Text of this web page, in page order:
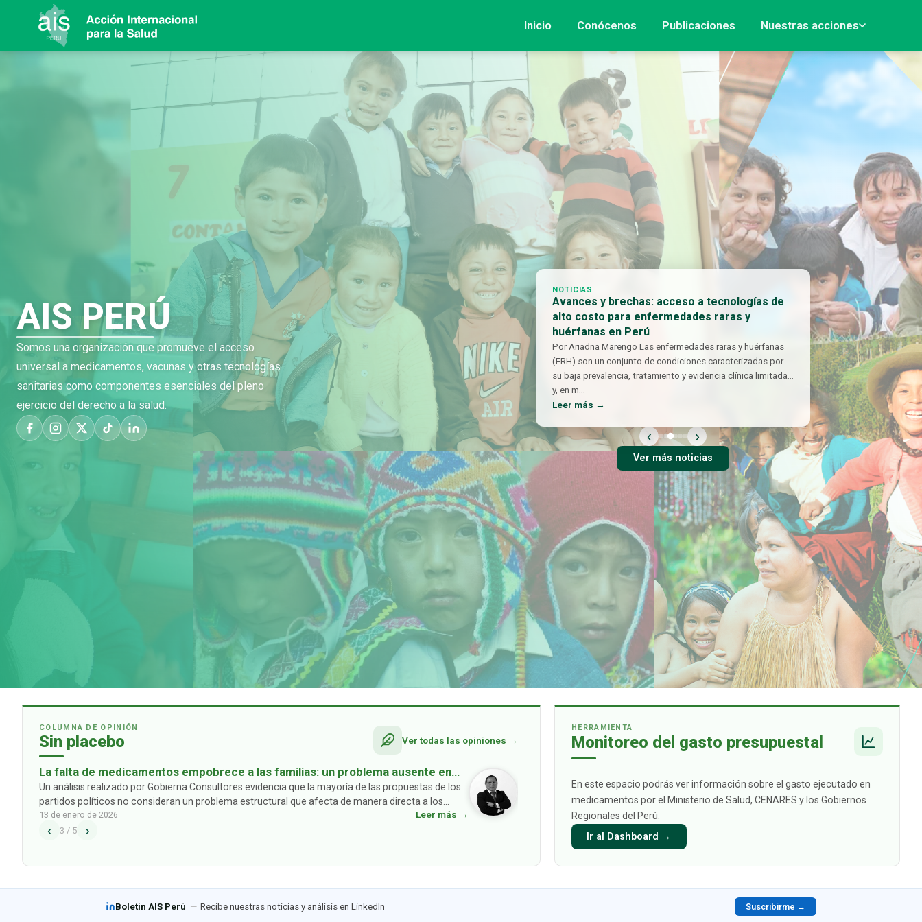
Inicio Conócenos Publicaciones Nuestras acciones
AIS PERÚ
Somos una organización que promueve el acceso
universal a medicamentos, vacunas y otras tecnologías
sanitarias como componentes esenciales del pleno
ejercicio del derecho a la salud.
NOTICIAS
Avances y brechas: acceso a tecnologías de
alto costo para enfermedades raras y
huérfanas en Perú
Por Ariadna Marengo Las enfermedades raras y huérfanas
(ERH) son un conjunto de condiciones caracterizadas por
su baja prevalencia, tratamiento y evidencia clínica limitada
y, en m
Leer más →
‹ ›
Ver más noticias
COLUMNA DE OPINIÓN
Sin placebo Ver todas las opiniones →
La falta de medicamentos empobrece a las familias: un problema ausente en
las propuestas de los partidos políticos
Un análisis realizado por Gobierna Consultores evidencia que la mayoría de las propuestas de los
partidos políticos no consideran un problema estructural que afecta de manera directa a los
ciudadanos y sus familias: el alto gasto de bolsillo que deben asumir c
13 de enero de 2026 Leer más →
‹ 3 / 5 ›
HERRAMIENTA
Monitoreo del gasto presupuestal
En este espacio podrás ver información sobre el gasto ejecutado en
medicamentos por el Ministerio de Salud, CENARES y los Gobiernos
Regionales del Perú.
Ir al Dashboard →
Boletín AIS Perú — Recibe nuestras noticias y análisis en LinkedIn Suscribirme →